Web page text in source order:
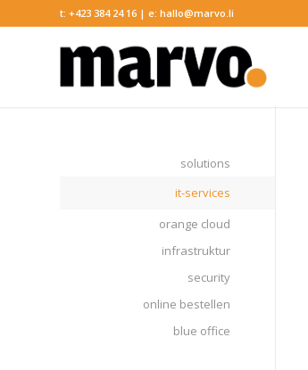
t: +423 384 24 16 | e: hallo@marvo.li
solutions
it-services
orange cloud
infrastruktur
security
online bestellen
blue office